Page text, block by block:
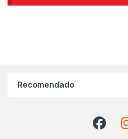
Recomendado